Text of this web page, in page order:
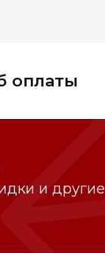
оплаты
и другие